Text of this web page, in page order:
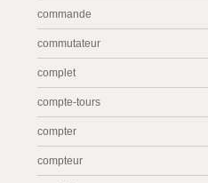
commande
commutateur
complet
compte-tours
compter
compteur